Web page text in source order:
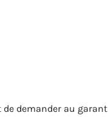
demander au garant